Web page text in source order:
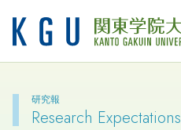
研究報
Research Expectations